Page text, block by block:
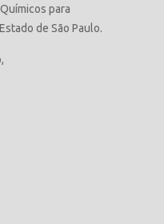
para
de São Paulo.